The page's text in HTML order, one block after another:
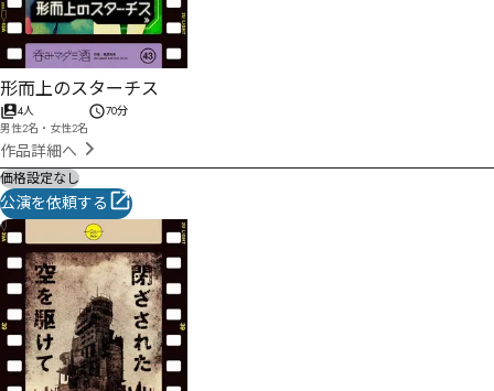
形而上のスターチス
4人
男性2名・女性2名
70分
作品詳細へ
価格設定なし
公演を依頼する